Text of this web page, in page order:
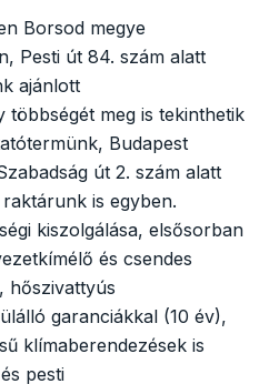
Borsod megye
Pesti út 84. szám alatt
ajánlott
többségét meg is tekinthetik
Budapest
út 2. szám alatt
is egyben.
kiszolgálása, elsősorban
és csendes
hőszivattyús
garanciákkal (10 év),
klímaberendezések is
pesti